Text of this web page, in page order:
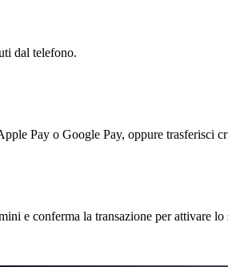
dal telefono.
Pay o Google Pay, oppure trasferisci
e conferma la transazione per attivare lo